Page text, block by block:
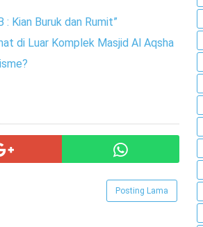
Kian Buruk dan Rumit”
di Luar Komplek Masjid Al Aqsha
Posting Lama